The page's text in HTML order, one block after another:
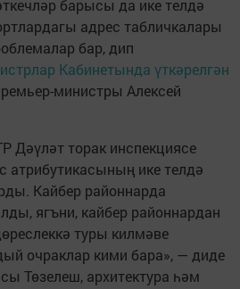
барысы да ике телдә
адрес табличкалары
бар, дип
Кабинетында үткәрелгән
министры Алексей
Дәүләт торак инспекциясе
атрибутикасының ике телдә
Кайбер районнарда
ягъни, кайбер районнардан
туры килмәве
очраклар кими бара», — диде
Төзелеш, архитектура һәм